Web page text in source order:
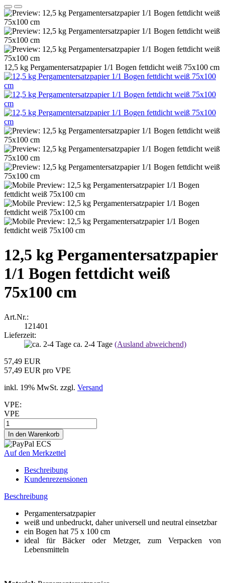
12,5 kg Pergamentersatzpapier 1/1 Bogen fettdicht weiß 75x100 cm
12,5 kg Pergamentersatzpapier
1/1 Bogen fettdicht weiß
75x100 cm
Art.Nr.:
121401
Lieferzeit:
ca. 2-4 Tage (Ausland abweichend)
57,49 EUR
57,49 EUR pro VPE
inkl. 19% MwSt. zzgl. Versand
VPE:
VPE
Auf den Merkzettel
Beschreibung
Kundenrezensionen
Beschreibung
Pergamentersatzpapier
weiß und unbedruckt, daher universell und neutral einsetzbar
ein Bogen hat 75 x 100 cm
ideal für Bäcker oder Metzger, zum Verpacken von
Lebensmitteln